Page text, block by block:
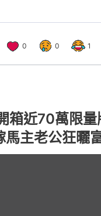
0 0 1
箱近70萬限量
主老公狂曬